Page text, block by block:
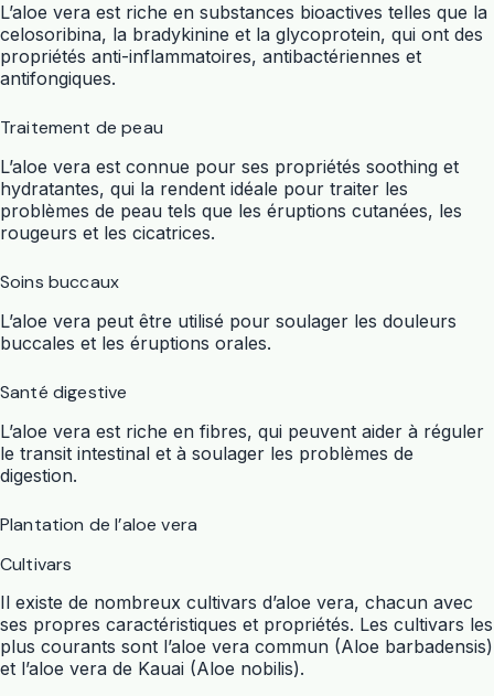
L’aloe vera est riche en substances bioactives telles que la
celosoribina, la bradykinine et la glycoprotein, qui ont des
propriétés anti-inflammatoires, antibactériennes et
antifongiques.
Traitement de peau
L’aloe vera est connue pour ses propriétés soothing et
hydratantes, qui la rendent idéale pour traiter les
problèmes de peau tels que les éruptions cutanées, les
rougeurs et les cicatrices.
Soins buccaux
L’aloe vera peut être utilisé pour soulager les douleurs
buccales et les éruptions orales.
Santé digestive
L’aloe vera est riche en fibres, qui peuvent aider à réguler
le transit intestinal et à soulager les problèmes de
digestion.
Plantation de l’aloe vera
Cultivars
Il existe de nombreux cultivars d’aloe vera, chacun avec
ses propres caractéristiques et propriétés. Les cultivars les
plus courants sont l’aloe vera commun (Aloe barbadensis)
et l’aloe vera de Kauai (Aloe nobilis).